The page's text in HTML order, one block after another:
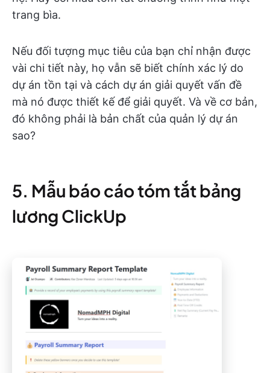
trang bìa.
Nếu đối tượng mục tiêu của bạn chỉ nhận được
vài chi tiết này, họ vẫn sẽ biết chính xác lý do
dự án tồn tại và cách dự án giải quyết vấn đề
mà nó được thiết kế để giải quyết. Và về cơ bản,
đó không phải là bản chất của quản lý dự án
sao?
5. Mẫu báo cáo tóm tắt bảng
lương ClickUp